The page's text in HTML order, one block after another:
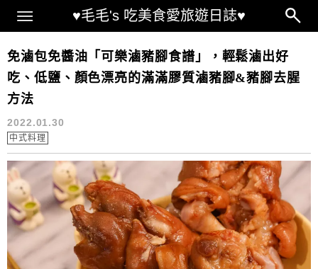
♥毛毛's 吃美食愛旅遊日誌♥
Main Menu
滷豬腳食譜
免滷包免醬油「可樂滷豬腳食譜」，輕鬆滷出好
吃、低鹽、顏色漂亮的滿滿膠質滷豬腳&豬腳去腥
方法
2022.01.30
中式料理